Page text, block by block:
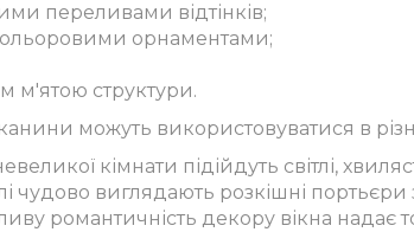
переливами відтінків;
орнаментами;
м'ятою структури.
можуть використовуватися в
кімнати підійдуть світлі,
чудово виглядають розкішні портьєри
романтичність декору вікна надає